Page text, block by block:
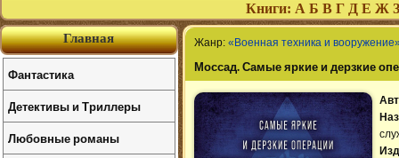
Книги: А Б В Г Д Е Ж З
Жанр: «Военная техника и
Моссад. Самые яркие и дерзкие
Главная
Фантастика
Детективы и Триллеры
Любовные романы